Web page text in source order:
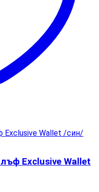
Exclusive Wallet